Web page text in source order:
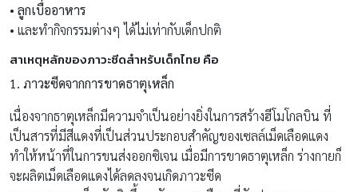
• ลูกเบื่ออาหาร
• และทำกิจกรรมต่างๆ ได้ไม่เท่ากับเด็กปกติ
สาเหตุหลักของภาวะซีดสำหรับเด็กไทย คือ
1. ภาวะซีดจากการขาดธาตุเหล็ก
เนื่องจากธาตุเหล็กมีความจำเป็นอย่างยิ่งในการสร้างฮีโมโกลบิน ที่
เป็นสารที่มีสีแดงที่เป็นส่วนประกอบสำคัญของเซลล์เม็ดเลือดแดง
ทำให้หน้าที่ในการขนส่งออกซิเจน เมื่อมีการขาดธาตุเหล็ก ร่างกายก็
จะผลิตเม็ดเลือดแดงได้ลดลงจนเกิดภาวะซีด